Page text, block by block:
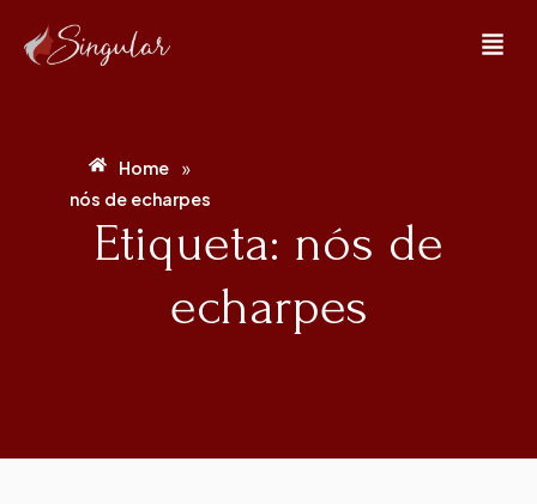
Home »
nós de echarpes
Etiqueta: nós de
echarpes